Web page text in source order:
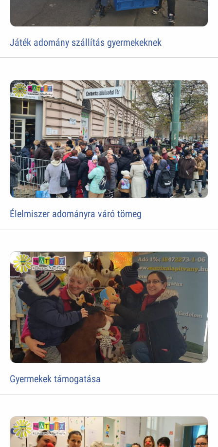
Játék adomány szállítás gyermekeknek
Élelmiszer adományra váró tömeg
Gyermekek támogatása